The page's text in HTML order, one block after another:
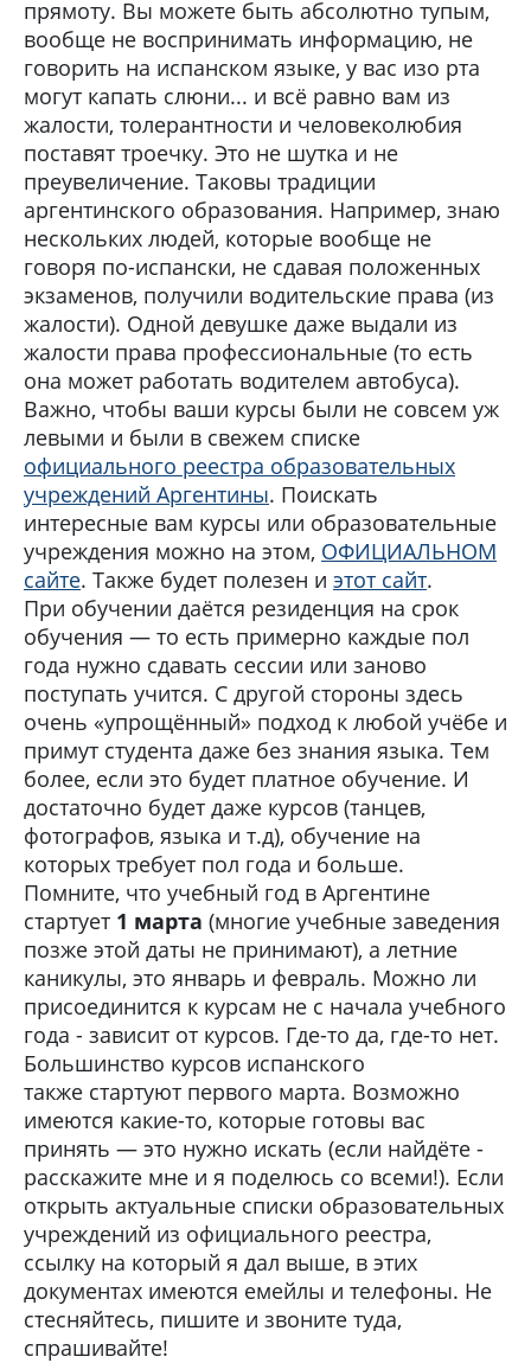
прямоту. Вы можете быть абсолютно тупым,
вообще не воспринимать информацию, не
говорить на испанском языке, у вас изо рта
могут капать слюни... и всё равно вам из
жалости, толерантности и человеколюбия
поставят троечку. Это не шутка и не
преувеличение. Таковы традиции
аргентинского образования. Например, знаю
нескольких людей, которые вообще не
говоря по-испански, не сдавая положенных
экзаменов, получили водительские права (из
жалости). Одной девушке даже выдали из
жалости права профессиональные (то есть
она может работать водителем автобуса).
Важно, чтобы ваши курсы были не совсем уж
левыми и были в свежем списке
официального реестра образовательных
учреждений Аргентины. Поискать
интересные вам курсы или образовательные
учреждения можно на этом, ОФИЦИАЛЬНОМ
сайте. Также будет полезен и этот сайт.
При обучении даётся резиденция на срок
обучения — то есть примерно каждые пол
года нужно сдавать сессии или заново
поступать учится. С другой стороны здесь
очень «упрощённый» подход к любой учёбе и
примут студента даже без знания языка. Тем
более, если это будет платное обучение. И
достаточно будет даже курсов (танцев,
фотографов, языка и т.д), обучение на
которых требует пол года и больше.
Помните, что учебный год в Аргентине
стартует 1 марта (многие учебные заведения
позже этой даты не принимают), а летние
каникулы, это январь и февраль. Можно ли
присоединится к курсам не с начала учебного
года - зависит от курсов. Где-то да, где-то нет.
Большинство курсов испанского
также стартуют первого марта. Возможно
имеются какие-то, которые готовы вас
принять — это нужно искать (если найдёте -
расскажите мне и я поделюсь со всеми!). Если
открыть актуальные списки образовательных
учреждений из официального реестра,
ссылку на который я дал выше, в этих
документах имеются емейлы и телефоны. Не
стесняйтесь, пишите и звоните туда,
спрашивайте!